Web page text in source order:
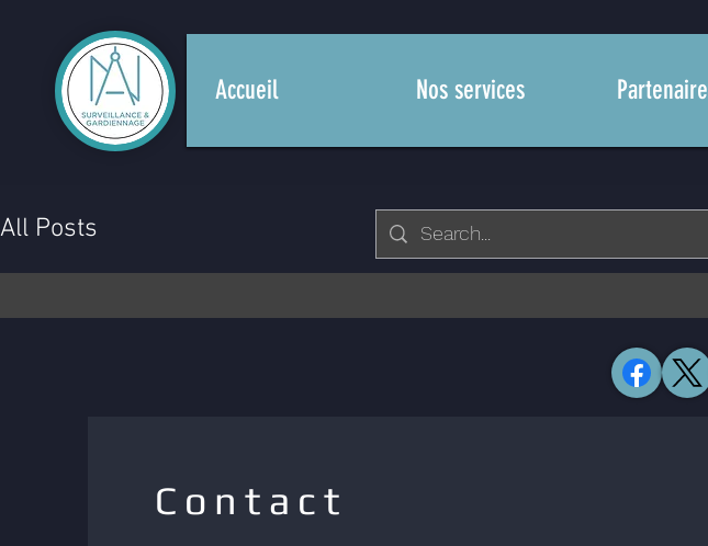
Accueil Nos services Partenaire
All Posts
Contact